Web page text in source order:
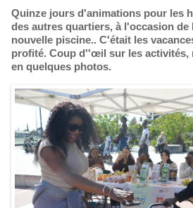
Quinze jours d'animations pour les
des autres quartiers, à l'occasion de
nouvelle piscine.. C'était les
profité. Coup d''œil sur les activités,
en quelques photos.